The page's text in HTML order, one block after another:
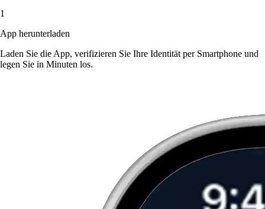
1
App herunterladen
Laden Sie die App, verifizieren Sie Ihre Identität per Smartphone und
legen Sie in Minuten los.